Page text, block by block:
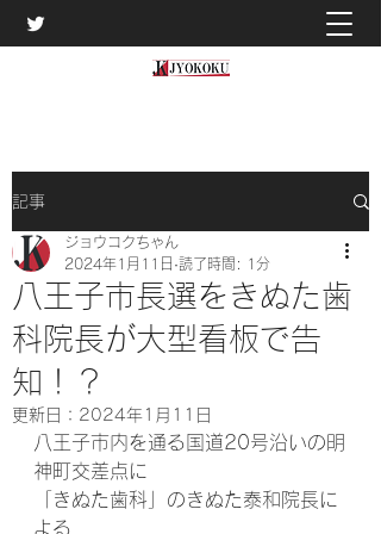
記事
八王子市長選をきぬた歯
科院長が大型看板で告
知！？
ジョウコクちゃん
2024年1月11日 読了時間: 1分
更新日： 2024年1月11日
八王子市内を通る国道20号沿いの明
神町交差点に
「きぬた歯科」のきぬた泰和院長に
よる